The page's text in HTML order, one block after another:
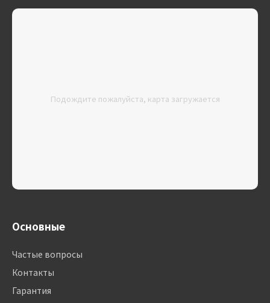
Подождите пожалуйста, карта загружается
Основные
Частые вопросы
Контакты
Гарантия